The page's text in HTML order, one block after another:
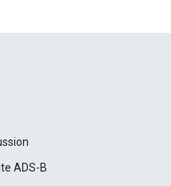
ADS-B